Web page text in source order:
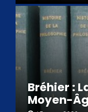
Bréhier :
Moyen-